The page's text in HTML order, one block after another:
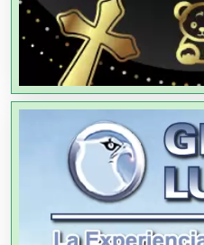
Agua Purificada
Aire Acondicionado
Alarmas
Albercas